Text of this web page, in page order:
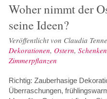
Woher nimmt der
seine Ideen?
Veröffentlicht von Claudia
Dekorationen, Ostern,
Zimmerpflanzen
Richtig: Zauberhasige
Überraschungen,